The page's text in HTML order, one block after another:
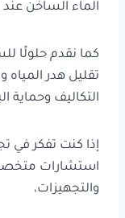
الماء الساخن
كما نقدم حلولًا
تقليل هدر
التكاليف وحماية
إذا كنت تفكر في
استشارات
والتجهيزات،